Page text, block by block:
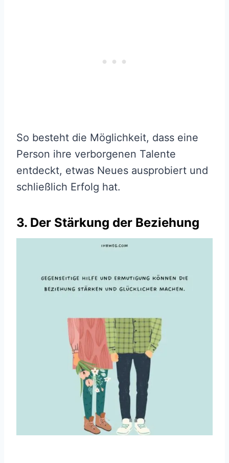
So besteht die Möglichkeit, dass eine
Person ihre verborgenen Talente
entdeckt, etwas Neues ausprobiert und
schließlich Erfolg hat.
3. Der Stärkung der Beziehung